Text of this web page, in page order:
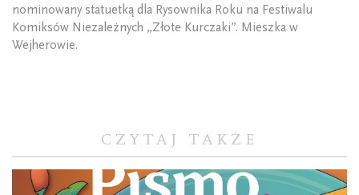
nominowany statuetką dla Rysownika Roku na Festiwalu
Komiksów Niezależnych „Złote Kurczaki”. Mieszka w
Wejherowie.
CZYTAJ TAKŻE